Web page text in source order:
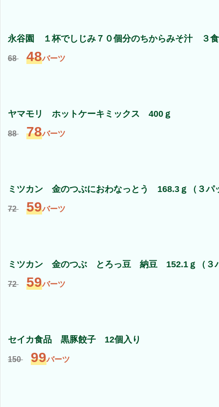
永谷園 １杯でしじみ７０個分のちからみそ汁 ３
68 48バーツ
ヤマモリ ホットケーキミックス 400ｇ
88 78バーツ
ミツカン 金のつぶにおわなっとう 168.3ｇ（３パ
72 59バーツ
ミツカン 金のつぶ とろっ豆 納豆 152.1ｇ（３
72 59バーツ
セイカ食品 黒豚餃子 12個入り
150 99バーツ